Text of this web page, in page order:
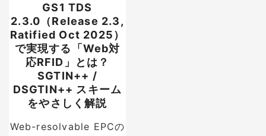
GS1 TDS
2.3.0（Release 2.3,
Ratified Oct 2025）
で実現する「Web対
応RFID」とは？
SGTIN++ /
DSGTIN++ スキーム
をやさしく解説
Web-resolvable EPCの